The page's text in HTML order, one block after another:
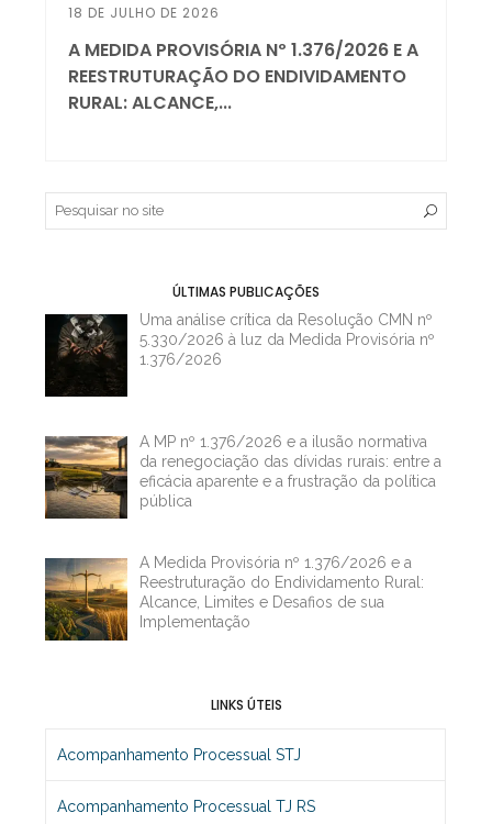
18 DE JULHO DE 2026
A MEDIDA PROVISÓRIA Nº 1.376/2026 E A
REESTRUTURAÇÃO DO ENDIVIDAMENTO
RURAL: ALCANCE,...
ÚLTIMAS PUBLICAÇÕES
Uma análise crítica da Resolução CMN nº
5.330/2026 à luz da Medida Provisória nº
1.376/2026
A MP nº 1.376/2026 e a ilusão normativa
da renegociação das dívidas rurais: entre a
eficácia aparente e a frustração da política
pública
A Medida Provisória nº 1.376/2026 e a
Reestruturação do Endividamento Rural:
Alcance, Limites e Desafios de sua
Implementação
LINKS ÚTEIS
Acompanhamento Processual STJ
Acompanhamento Processual TJ RS